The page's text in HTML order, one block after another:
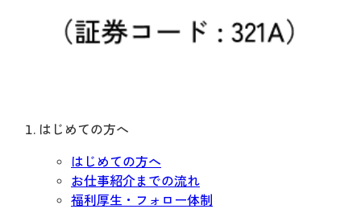
はじめての方へ
はじめての方へ
お仕事紹介までの流れ
福利厚生・フォロー体制